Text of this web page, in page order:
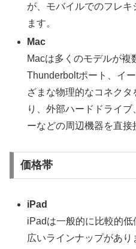
が、モバイルでのフレ
ます。
Mac
Macは多くのモデルが複
Thunderboltポート、イ
ざまな物理的なコネク
り、外部ハードドライ
ーなどの周辺機器を直接
価格帯
iPad
iPadは一般的に比較的
広いラインナップがあ